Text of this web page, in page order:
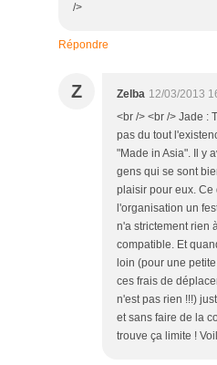
/>
Répondre
Z Zelba 12/03/2013
<br /> <br /> Jade :
pas du tout
"Made in Asia". Il y
gens qui se sont
plaisir pour eux. Ce
l'organisation un
n'a strictement rien
compatible. Et
loin (pour une
ces frais de
n'est pas rien !!!)
et sans faire de la
trouve ça limite !